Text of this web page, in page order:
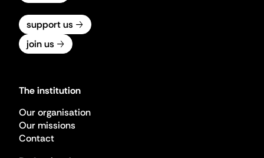
support us
join us
The institution
Our organisation
Our missions
Contact